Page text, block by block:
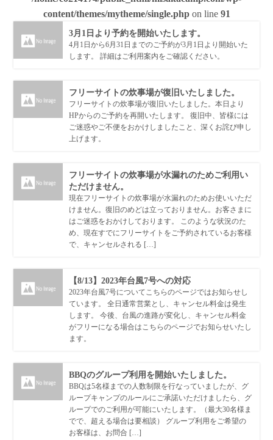
content/themes/mytheme/single.phpon line 91
3月1日より予約を開始いたします。
4月1日から6月31日までのご予約が3月1日より開始いた
します。 詳細はご利用案内をご確認ください。
フリーサイトの炊事場が復旧いたしました。
フリーサイトの炊事場が復旧いたしました。本日より
HPからのご予約を再開いたします。 復旧中、皆様には
ご迷惑やご不便をおかけしましたこと、深くお詫び申し
上げます。
フリーサイトの炊事場が水漏れのためご利用い
ただけません。
現在フリーサイトの炊事場が水漏れのためお使いいただ
けません。復旧のめどは立っておりません。お客さまに
はご迷惑をおかけしております。 このような状況のた
め、現在すでにフリーサイトをご予約されているお客様
で、キャンセルされる […]
【8/13】2023年台風7号への対応
2023年台風7号についてこちらのページではお知らせし
ています。 全日通常営業とし、キャンセル料金は発生
します。 今後、台風の進路が変化し、キャンセル料金
がフリーになる場合はこちらのページでお知らせいたし
ます。
BBQのグループ利用を開始いたしました。
BBQは5名様までの人数制限を行なっていましたが、グ
ループキャンプのルールにご承諾いただけましたら、グ
ループでのご利用が可能にいたします。（最大30名様ま
でで、超える場合は要相談） グループ利用をご希望の
お客様は、お問合 […]